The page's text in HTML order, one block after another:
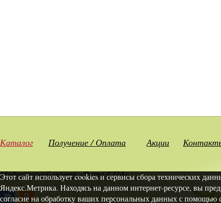
Каталог Получение / Оплата Акции
Медицинский центр «Вита СПА»
Этот сайт использует cookies и сервисы сбора технических
Яндекс.Метрика. Находясь на данном интернет-ресурсе, вы
согласие на обработку ваших персональных данных с помощью